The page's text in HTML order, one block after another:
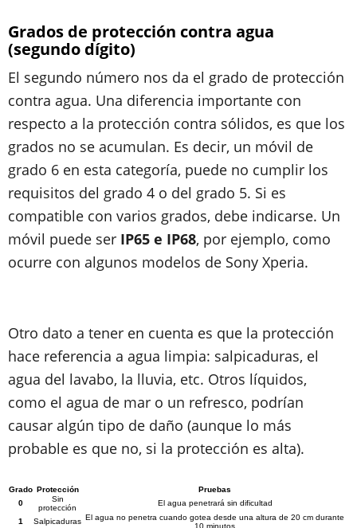
Grados de protección contra agua
(segundo dígito)
El segundo número nos da el grado de protección
contra agua. Una diferencia importante con
respecto a la protección contra sólidos, es que los
grados no se acumulan. Es decir, un móvil de
grado 6 en esta categoría, puede no cumplir los
requisitos del grado 4 o del grado 5. Si es
compatible con varios grados, debe indicarse. Un
móvil puede ser IP65 e IP68, por ejemplo, como
ocurre con algunos modelos de Sony Xperia.
Otro dato a tener en cuenta es que la protección
hace referencia a agua limpia: salpicaduras, el
agua del lavabo, la lluvia, etc. Otros líquidos,
como el agua de mar o un refresco, podrían
causar algún tipo de daño (aunque lo más
probable es que no, si la protección es alta).
Grado Protección
Pruebas
0
Sin
protección
El agua penetrará sin dificultad
1 Salpicaduras El agua no penetra cuando gotea desde una altura de 20 cm durante
10 minutos